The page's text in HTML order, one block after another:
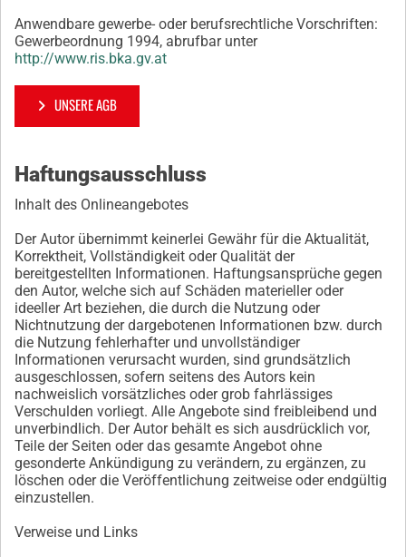
Anwendbare gewerbe- oder berufsrechtliche Vorschriften:
Gewerbeordnung 1994, abrufbar unter
http://www.ris.bka.gv.at
UNSERE AGB
Haftungsausschluss
Inhalt des Onlineangebotes
Der Autor übernimmt keinerlei Gewähr für die Aktualität,
Korrektheit, Vollständigkeit oder Qualität der
bereitgestellten Informationen. Haftungsansprüche gegen
den Autor, welche sich auf Schäden materieller oder
ideeller Art beziehen, die durch die Nutzung oder
Nichtnutzung der dargebotenen Informationen bzw. durch
die Nutzung fehlerhafter und unvollständiger
Informationen verursacht wurden, sind grundsätzlich
ausgeschlossen, sofern seitens des Autors kein
nachweislich vorsätzliches oder grob fahrlässiges
Verschulden vorliegt. Alle Angebote sind freibleibend und
unverbindlich. Der Autor behält es sich ausdrücklich vor,
Teile der Seiten oder das gesamte Angebot ohne
gesonderte Ankündigung zu verändern, zu ergänzen, zu
löschen oder die Veröffentlichung zeitweise oder endgültig
einzustellen.
Verweise und Links